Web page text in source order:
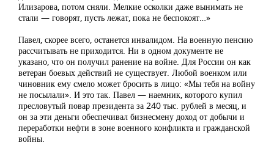
Илизарова, потом сняли. Мелкие осколки даже вынимать не
стали — говорят, пусть лежат, пока не беспокоят…»
Павел, скорее всего, останется инвалидом. На военную пенсию
рассчитывать не приходится. Ни в одном документе не
указано, что он получил ранение на войне. Для России он как
ветеран боевых действий не существует. Любой военком или
чиновник ему смело может бросить в лицо: «Мы тебя на войну
не посылали». И это так. Павел — наемник, которого купил
пресловутый повар президента за 240 тыс. рублей в месяц, и
он за эти деньги обеспечивал бизнесмену доход от добычи и
переработки нефти в зоне военного конфликта и гражданской
войны.